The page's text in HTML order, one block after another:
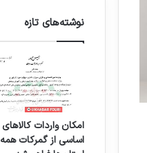
نوشته‌های تازه
امکان واردات کالاهای
اساسی از گمرکات همه